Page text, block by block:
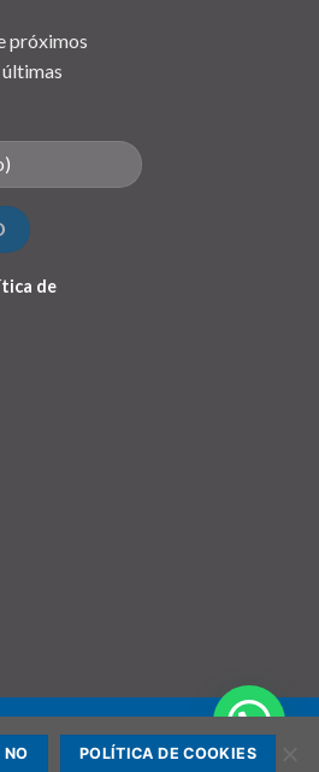
próximos
de
NO POLÍTICA DE COOKIES